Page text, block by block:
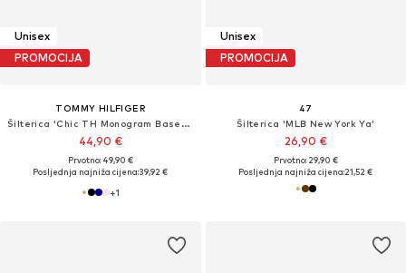
Unisex
PROMOCIJA
TOMMY HILFIGER
Šilterica 'Chic TH Monogram Baseball'
44,90 €
Prvotno: 49,90 €
Posljednja najniža cijena:39,92 €
+1
Unisex
PROMOCIJA
47
Šilterica 'MLB New York Ya'
26,90 €
Prvotno: 29,90 €
Posljednja najniža cijena:21,52 €